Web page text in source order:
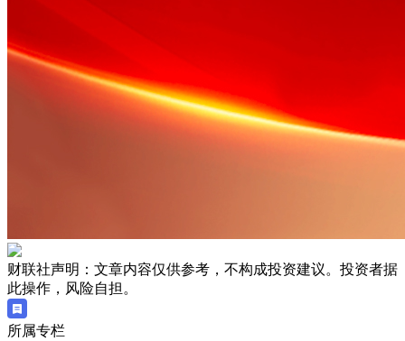
财联社声明：文章内容仅供参考，不构成投资建议。投资者据
此操作，风险自担。
所属专栏